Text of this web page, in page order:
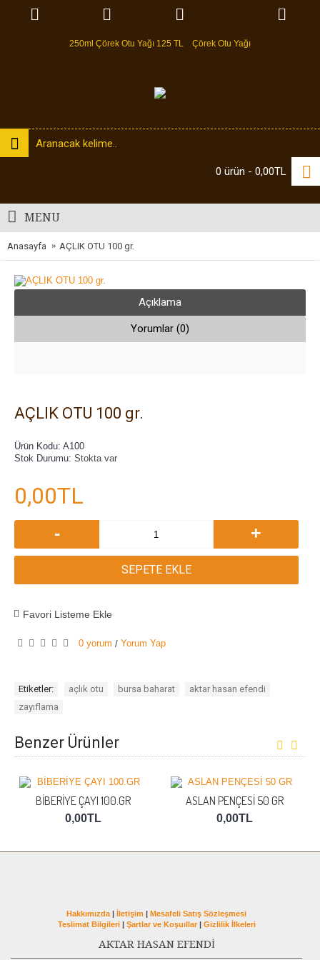
250ml Çörek Otu Yağı 125 TL Çörek Otu Yağı
0 ürün - 0,00TL
MENU
Anasayfa AÇLIK OTU 100 gr.
Açıklama
Yorumlar (0)
AÇLIK OTU 100 gr.
Ürün Kodu: A100
Stok Durumu: Stokta var
0,00TL
- +
SEPETE EKLE
Favori Listeme Ekle
0 yorum / Yorum Yap
Etiketler: açlık otu bursa baharat aktar hasan efendi
zayıflama
Benzer Ürünler
BİBERİYE ÇAYI 100.GR
0,00TL
ASLAN PENÇESİ 50 GR
0,00TL
Hakkımızda | İletişim | Mesafeli Satış Sözleşmesi
Teslimat Bilgileri| Şartlar ve Koşuıllar| Gizlilik İlkeleri
AKTAR HASAN EFENDİ